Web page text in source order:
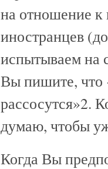
на отношение
иностранцев
испытываем на
Вы пишите, что
рассосутся»2.
думаю, чтобы
Когда Вы